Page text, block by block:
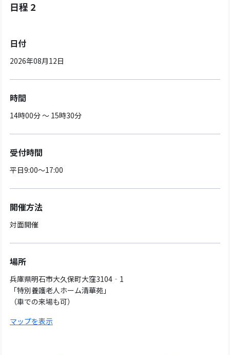
日程 2
日付
2026年08月12日
時間
14時00分 ～ 15時30分
受付時間
平日9:00～17:00
開催方法
対面開催
場所
兵庫県明石市大久保町大窪3104‐1
「特別養護老人ホーム清華苑」
（車での来場も可）
マップを表示